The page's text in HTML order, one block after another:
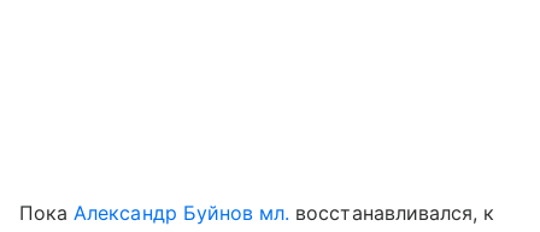
Пока Александр Буйнов мл. восстанавливался, к